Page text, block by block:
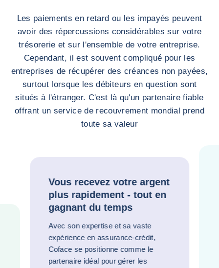
Les paiements en retard ou les impayés peuvent
avoir des répercussions considérables sur votre
trésorerie et sur l'ensemble de votre entreprise.
Cependant, il est souvent compliqué pour les
entreprises de récupérer des créances non payées,
surtout lorsque les débiteurs en question sont
situés à l'étranger. C'est là qu'un partenaire fiable
offrant un service de recouvrement mondial prend
toute sa valeur
Vous recevez votre argent
plus rapidement - tout en
gagnant du temps
Avec son expertise et sa vaste
expérience en assurance-crédit,
Coface se positionne comme le
partenaire idéal pour gérer les